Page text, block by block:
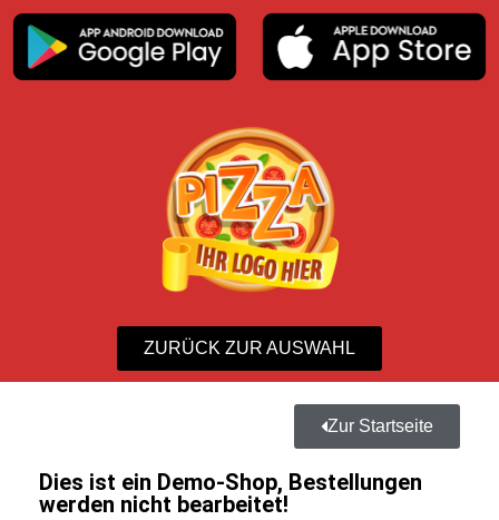
ZURÜCK ZUR AUSWAHL
Zur Startseite
Dies ist ein Demo-Shop, Bestellungen
werden nicht bearbeitet!